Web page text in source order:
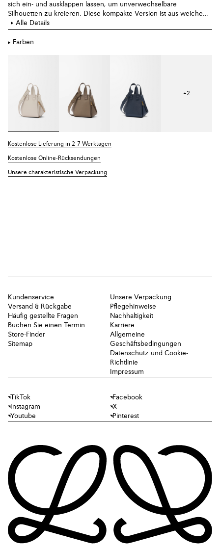
sich ein- und ausklappen lassen, um unverwechselbare
Silhouetten zu kreieren. Diese kompakte Version ist aus weichem,
genarbtem Kalbsleder gefertigt.
Alle Details
Farben
+2
Kostenlose Lieferung in 2-7 Werktagen
Kostenlose Online-Rücksendungen
Unsere charakteristische Verpackung
Kundenservice
Versand & Rückgabe
Häufig gestellte Fragen
Buchen Sie einen Termin
Store-Finder
Sitemap
Unsere Verpackung
Pflegehinweise
Nachhaltigkeit
Karriere
Allgemeine
Geschäftsbedingungen
Datenschutz und Cookie-
Richtlinie
Impressum
TikTok
Facebook
Instagram
X
Youtube
Pinterest